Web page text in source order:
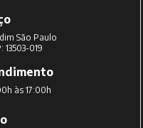
São Paulo
13503-019
às 17:00h